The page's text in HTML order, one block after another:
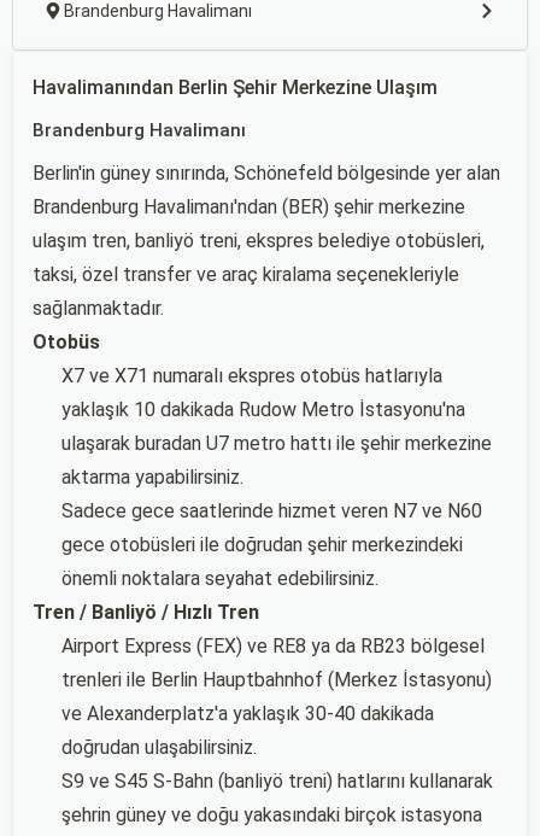
Brandenburg Havalimanı
Havalimanından Berlin Şehir Merkezine Ulaşım
Brandenburg Havalimanı
Berlin'in güney sınırında, Schönefeld bölgesinde yer alan
Brandenburg Havalimanı'ndan (BER) şehir merkezine
ulaşım tren, banliyö treni, ekspres belediye otobüsleri,
taksi, özel transfer ve araç kiralama seçenekleriyle
sağlanmaktadır.
Otobüs
X7 ve X71 numaralı ekspres otobüs hatlarıyla
yaklaşık 10 dakikada Rudow Metro İstasyonu'na
ulaşarak buradan U7 metro hattı ile şehir merkezine
aktarma yapabilirsiniz.
Sadece gece saatlerinde hizmet veren N7 ve N60
gece otobüsleri ile doğrudan şehir merkezindeki
önemli noktalara seyahat edebilirsiniz.
Tren / Banliyö / Hızlı Tren
Airport Express (FEX) ve RE8 ya da RB23 bölgesel
trenleri ile Berlin Hauptbahnhof (Merkez İstasyonu)
ve Alexanderplatz'a yaklaşık 30-40 dakikada
doğrudan ulaşabilirsiniz.
S9 ve S45 S-Bahn (banliyö treni) hatlarını kullanarak
şehrin güney ve doğu yakasındaki birçok istasyona